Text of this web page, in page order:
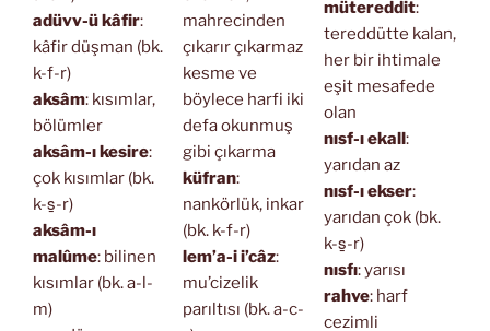
adüvv-ü kâfir:
kâfir düşman (bk.
k-f-r)
aksâm: kısımlar,
bölümler
aksâm-ı kesire:
çok kısımlar (bk.
k-s̱-r)
aksâm-ı
malûme: bilinen
kısımlar (bk. a-l-
m)
mahrecinden
çıkarır çıkarmaz
kesme ve
böylece harfi iki
defa okunmuş
gibi çıkarma
küfran:
nankörlük, inkar
(bk. k-f-r)
lem’a-i i’câz:
mu’cizelik
parıltısı (bk. a-c-
mütereddit:
tereddütte kalan,
her bir ihtimale
eşit mesafede
olan
nısf-ı ekall:
yarıdan az
nısf-ı ekser:
yarıdan çok (bk.
k-s̱-r)
nısfı: yarısı
rahve: harf
cezimli